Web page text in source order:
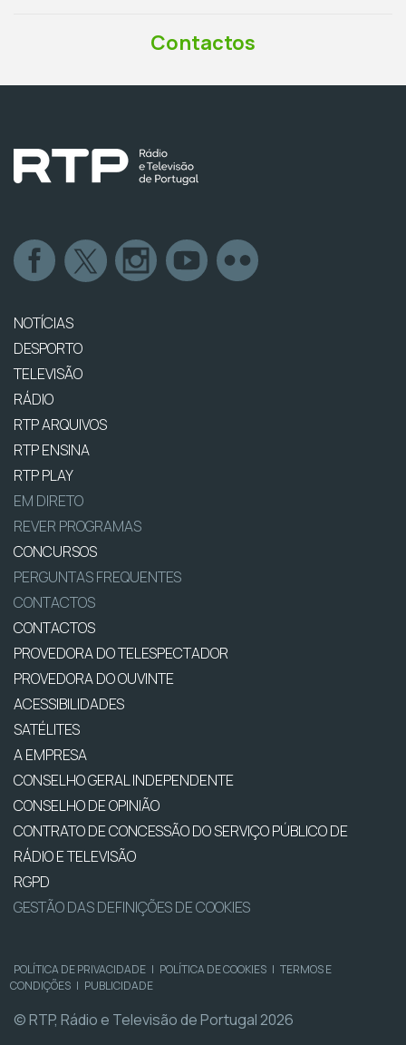
Contactos
NOTÍCIAS
DESPORTO
TELEVISÃO
RÁDIO
RTP ARQUIVOS
RTP ENSINA
RTP PLAY
EM DIRETO
REVER PROGRAMAS
CONCURSOS
PERGUNTAS FREQUENTES
CONTACTOS
CONTACTOS
PROVEDORA DO TELESPECTADOR
PROVEDORA DO OUVINTE
ACESSIBILIDADES
SATÉLITES
A EMPRESA
CONSELHO GERAL INDEPENDENTE
CONSELHO DE OPINIÃO
CONTRATO DE CONCESSÃO DO SERVIÇO PÚBLICO DE
RÁDIO E TELEVISÃO
RGPD
GESTÃO DAS DEFINIÇÕES DE COOKIES
POLÍTICA DE PRIVACIDADE | POLÍTICA DE COOKIES | TERMOS E
CONDIÇÕES | PUBLICIDADE
© RTP, Rádio e Televisão de Portugal 2026